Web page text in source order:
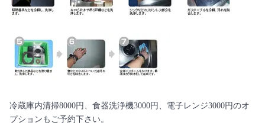
冷蔵庫内清掃8000円、食器洗浄機3000円、電子レンジ3000円のオ
プションもご予約下さい。